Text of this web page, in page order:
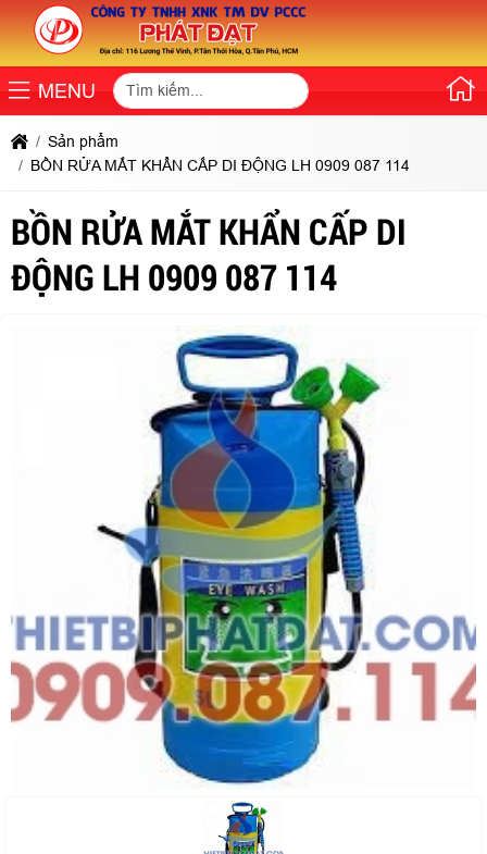
MENU
Sản phẩm
BỒN RỬA MẮT KHẨN CẤP DI ĐỘNG LH 0909 087 114
BỒN RỬA MẮT KHẨN CẤP DI
ĐỘNG LH 0909 087 114